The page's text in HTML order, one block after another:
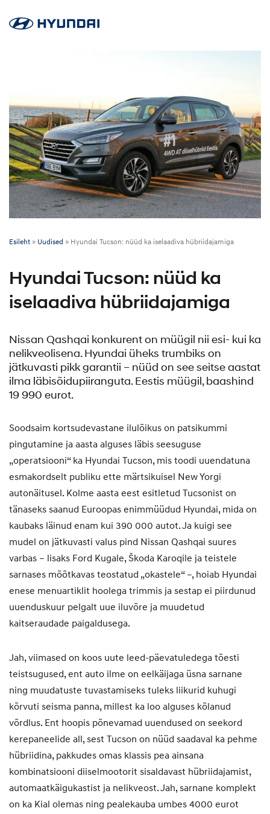
Esileht » Uudised » Hyundai Tucson: nüüd ka iselaadiva hübriidajamiga
Hyundai Tucson: nüüd ka
iselaadiva hübriidajamiga
Nissan Qashqai konkurent on müügil nii esi- kui ka
nelikveolisena. Hyundai üheks trumbiks on
jätkuvasti pikk garantii – nüüd on see seitse aastat
ilma läbisõidupiiranguta. Eestis müügil, baashind
19 990 eurot.
Soodsaim kortsudevastane ilulõikus on patsikummi
pingutamine ja aasta alguses läbis seesuguse
„operatsiooni“ ka Hyundai Tucson, mis toodi uuendatuna
esmakordselt publiku ette märtsikuisel New Yorgi
autonäitusel. Kolme aasta eest esitletud Tucsonist on
tänaseks saanud Euroopas enimmüüdud Hyundai, mida on
kaubaks läinud enam kui 390 000 autot. Ja kuigi see
mudel on jätkuvasti valus pind Nissan Qashqai suures
varbas – lisaks Ford Kugale, Škoda Karoqile ja teistele
sarnases mõõtkavas teostatud „okastele“ –, hoiab Hyundai
enese menuartiklit hoolega trimmis ja sestap ei piirdunud
uuenduskuur pelgalt uue iluvõre ja muudetud
kaitseraudade paigaldusega.
Jah, viimased on koos uute leed-päevatuledega tõesti
teistsugused, ent auto ilme on eelkäijaga üsna sarnane
ning muudatuste tuvastamiseks tuleks liikurid kuhugi
kõrvuti seisma panna, millest ka loo alguses kõlanud
võrdlus. Ent hoopis põnevamad uuendused on seekord
kerepaneelide all, sest Tucson on nüüd saadaval ka pehme
hübriidina, pakkudes omas klassis pea ainsana
kombinatsiooni diiselmootorit sisaldavast hübriidajamist,
automaatkäigukastist ja nelikveost. Jah, sarnane komplekt
on ka Kial olemas ning pealekauba umbes 4000 eurot